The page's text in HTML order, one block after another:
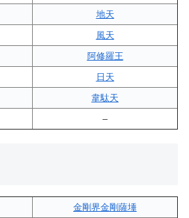
地天
風天
阿修羅王
日天
韋駄天
–
金剛界金剛薩埵